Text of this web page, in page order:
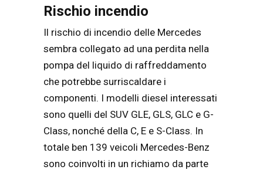
Rischio incendio
Il rischio di incendio delle Mercedes
sembra collegato ad una perdita nella
pompa del liquido di raffreddamento
che potrebbe surriscaldare i
componenti. I modelli diesel interessati
sono quelli del SUV GLE, GLS, GLC e G-
Class, nonché della C, E e S-Class. In
totale ben 139 veicoli Mercedes-Benz
sono coinvolti in un richiamo da parte